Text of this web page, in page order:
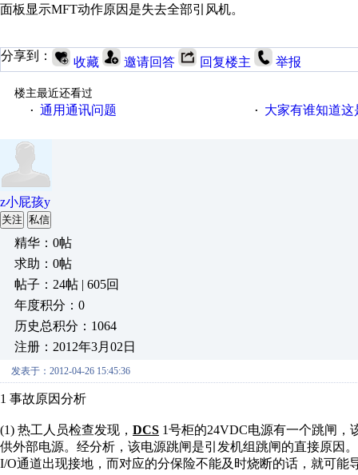
面板显示MFT动作原因是失去全部引风机。
分享到： 收藏 邀请回答 回复楼主 举报
楼主最近还看过
· 通用通讯问题 · 大家有谁知道
z小屁孩y
关注 私信
精华：0帖
求助：0帖
帖子：24帖 | 605回
年度积分：0
历史总积分：1064
注册：2012年3月02日
发表于：2012-04-26 15:45:36
1 事故原因分析
(1) 热工 人员检查发现， DCS 1号柜的24VDC电源有一个跳闸，
供外部电源。经分析，该电源跳闸是引发机组跳闸的直接原因。
I/O通道出现接地，而对应的分保险不能及时烧断的话，就可能